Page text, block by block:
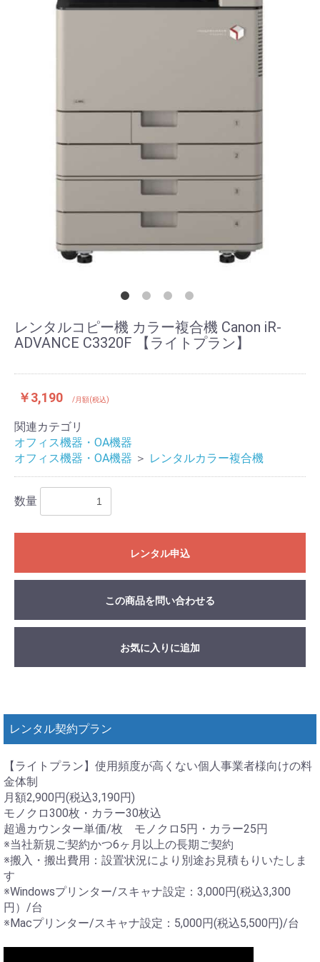
レンタルコピー機 カラー複合機 Canon iR-
ADVANCE C3320F 【ライトプラン】
￥3,190 /月額(税込)
関連カテゴリ
オフィス機器・OA機器
オフィス機器・OA機器 ＞ レンタルカラー複合機
数量
レンタル申込
この商品を問い合わせる
お気に入りに追加
レンタル契約プラン
【ライトプラン】使用頻度が高くない個人事業者様向けの料
金体制
月額2,900円(税込3,190円)
モノクロ300枚・カラー30枚込
超過カウンター単価/枚 モノクロ5円・カラー25円
※当社新規ご契約かつ6ヶ月以上の長期ご契約
※搬入・搬出費用：設置状況により別途お見積もりいたしま
す
※Windowsプリンター/スキャナ設定：3,000円(税込3,300
円）/台
※Macプリンター/スキャナ設定：5,000円(税込5,500円)/台